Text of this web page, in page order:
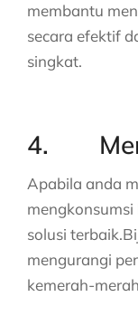
membantu
secara efektif
singkat.
4.
Apabila anda
solusi
mengurangi
kemerah-